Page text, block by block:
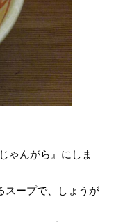
ゃんがら』にしま
スープで、しょうが